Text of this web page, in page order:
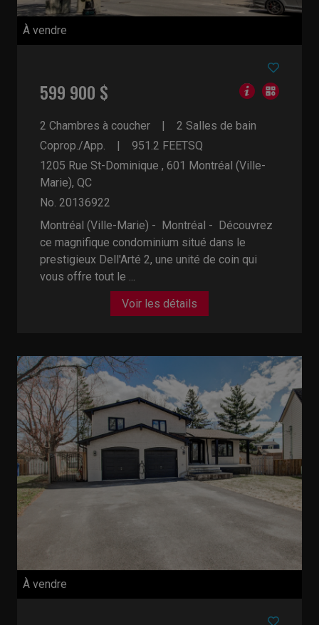
À vendre
599 900 $
2 Chambres à coucher
2 Salles de bain
Coprop./App.
951.2 FEETSQ
1205 Rue St-Dominique , 601 Montréal (Ville-
Marie), QC
No. 20136922
Montréal (Ville-Marie) - Montréal -
Découvrez
ce magnifique condominium situé dans le
prestigieux Dell'Arté 2, une unité de coin qui
vous offre tout le ...
Voir les détails
À vendre